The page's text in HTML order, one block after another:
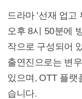
드라마 '선재 업고
오후 8시 50분에
작으로 구성되어
출연진으로는 변
있으며, OTT 플랫
습니다.